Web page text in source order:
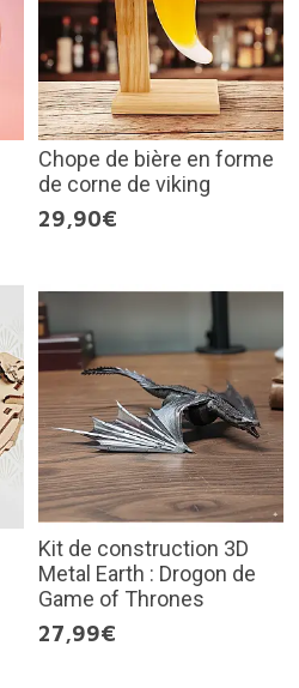
Chope de bière en forme
de corne de viking
29,90€
Kit de construction 3D
Metal Earth : Drogon de
Game of Thrones
27,99€